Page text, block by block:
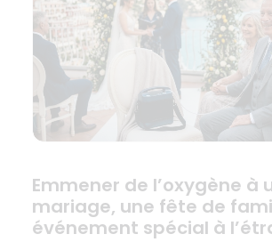
Emmener de l’oxygène à
mariage, une fête de
événement spécial à